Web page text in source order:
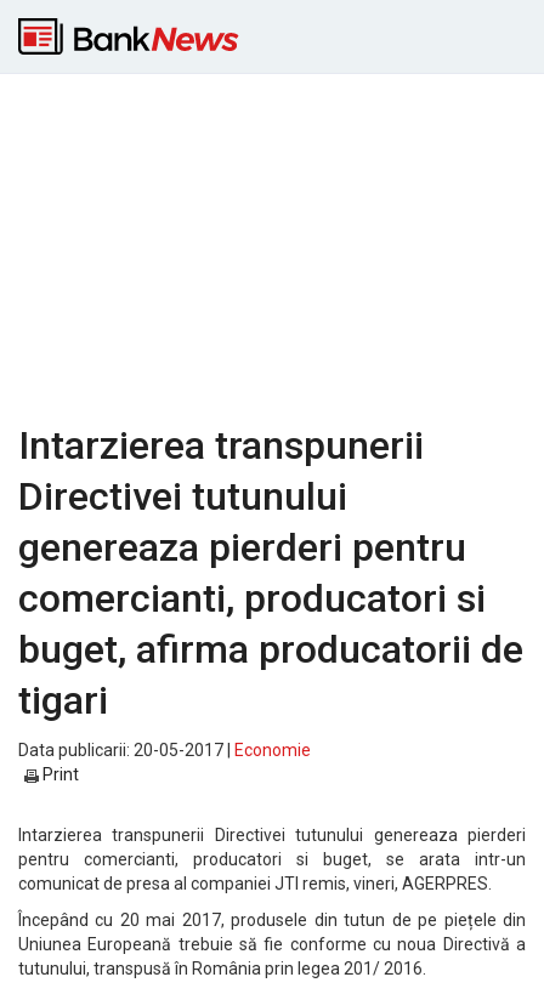
Intarzierea transpunerii
Directivei tutunului
genereaza pierderi pentru
comercianti, producatori si
buget, afirma producatorii de
tigari
Data publicarii: 20-05-2017 |
Economie
Print
Intarzierea transpunerii Directivei tutunului genereaza pierderi
pentru comercianti, producatori si buget, se arata intr-un
comunicat de presa al companiei JTI remis, vineri, AGERPRES.
Începând cu 20 mai 2017, produsele din tutun de pe piețele din
Uniunea Europeană trebuie să fie conforme cu noua Directivă a
tutunului, transpusă în România prin legea 201/ 2016.